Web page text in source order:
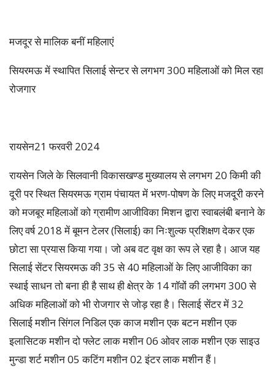
मजदूर से मालिक बनीं महिलाएं
सियरमऊ में स्थापित सिलाई सेन्टर से लगभग 300 महिलाओं को मिल रहा
रोजगार
रायसेन21 फरवरी 2024
रायसेन जिले के सिलवानी विकासखण्ड मुख्यालय से लगभग 20 किमी की
दूरी पर स्थित सियरमऊ ग्राम पंचायत में भरण-पोषण के लिए मजदूरी करने
को मजबूर महिलाओं को ग्रामीण आजीविका मिशन द्वारा स्वाबलंबी बनाने के
लिए वर्ष 2018 में बूमन टेलर (सिलाई) का निःशुल्क प्रशिक्षण देकर एक
छोटा सा प्रयास किया गया। जो अब वट वृक्ष का रूप ले रहा है। आज यह
सिलाई सेंटर सियरमऊ की 35 से 40 महिलाओं के लिए आजीविका का
स्थाई साधन तो बना ही है साथ ही क्षेत्र के 14 गॉवों की लगभग 300 से
अधिक महिलाओं को भी रोजगार से जोड़ रहा है। सिलाई सेंटर में 32
सिलाई मशीन सिंगल निडिल एक काज मशीन एक बटन मशीन एक
इलासिटक मशीन दो फ्लेट लाक मशीन 06 ओवर लाक मशीन एक साइउ
मुन्डा शर्ट मशीन 05 कटिंग मशीन 02 इंटर लाक मशीन हैं।